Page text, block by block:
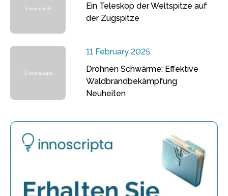
Ein Teleskop der Weltspitze auf
der Zugspitze
11 February 2025
Drohnen Schwärme: Effektive
Waldbrandbekämpfung
Neuheiten